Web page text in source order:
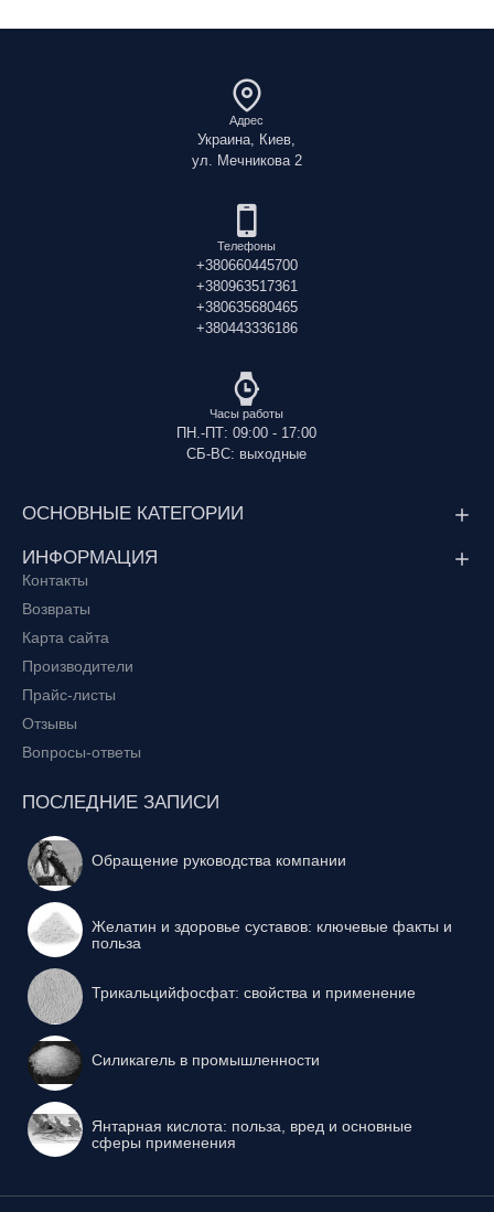
Адрес
Украина, Киев,
ул. Мечникова 2
Телефоны
+380660445700
+380963517361
+380635680465
+380443336186
Часы работы
ПН.-ПТ: 09:00 - 17:00
СБ-ВС: выходные
ОСНОВНЫЕ КАТЕГОРИИ
ИНФОРМАЦИЯ
Контакты
Возвраты
Карта сайта
Производители
Прайс-листы
Отзывы
Вопросы-ответы
ПОСЛЕДНИЕ ЗАПИСИ
Обращение руководства компании
Желатин и здоровье суставов: ключевые факты и
польза
Трикальцийфосфат: свойства и применение
Силикагель в промышленности
Янтарная кислота: польза, вред и основные
сферы применения